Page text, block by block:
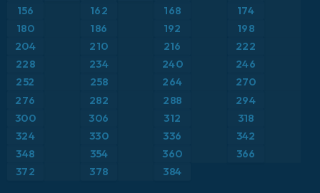
Estados Unidos
Europa
Francia
Grecia
Islandia
Profundidad de nieve
Punto de rocío a 2 m
Ráfagas de Viento Máximas
Ráfagas de viento
156
162 168
174
180
186 192
198
204
210 216 222
228 234 240 246
252 258 264
270
276
282 288
294
300
306 312
318
324
330 336 342
348 354 360 366
372 378 384